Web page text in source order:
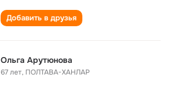
Добавить в друзья
Ольга Арутюнова
67 лет, ПОЛТАВА-ХАНЛАР